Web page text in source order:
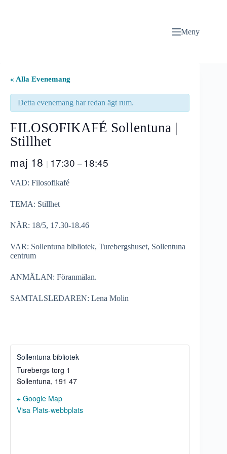
Meny
« Alla Evenemang
Detta evenemang har redan ägt rum.
FILOSOFIKAFÉ Sollentuna |
Stillhet
maj 18 | 17:30 – 18:45
VAD: Filosofikafé
TEMA: Stillhet
NÄR: 18/5, 17.30-18.46
VAR: Sollentuna bibliotek, Turebergshuset, Sollentuna
centrum
ANMÄLAN: Föranmälan.
SAMTALSLEDAREN: Lena Molin
Sollentuna bibliotek
Turebergs torg 1
Sollentuna, 191 47
+ Google Map
Visa Plats-webbplats